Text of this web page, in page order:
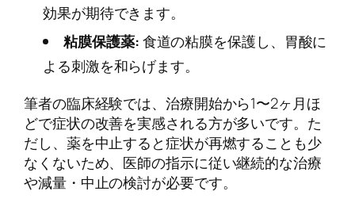
効果が期待できます。
粘膜保護薬:食道の粘膜を保護し、胃酸に
よる刺激を和らげます。
筆者の臨床経験では、治療開始から1〜2ヶ月ほ
どで症状の改善を実感される方が多いです。た
だし、薬を中止すると症状が再燃することも少
なくないため、医師の指示に従い継続的な治療
や減量・中止の検討が必要です。